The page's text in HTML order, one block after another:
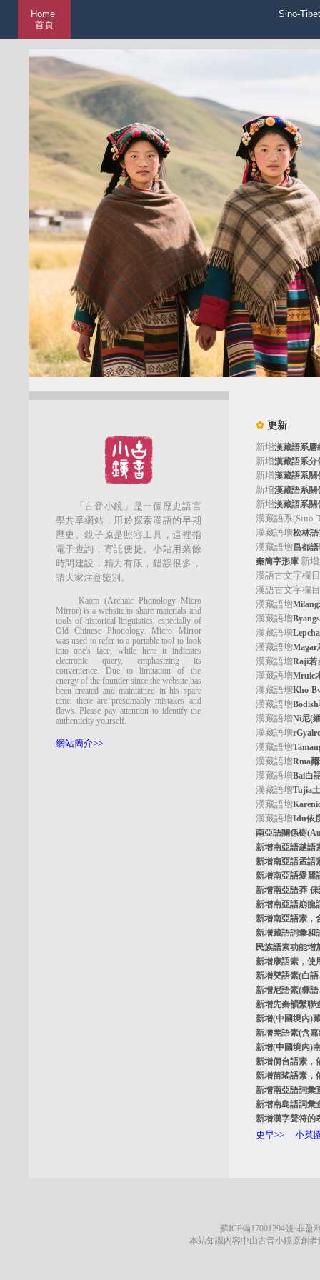
Home
首頁
Sino-
「古音小鏡」是一個歷史語言
學共享網站，用於探索漢語的早期
歷史。鏡子原是照容工具，這裡指
電子查詢，寄託便捷。小站用業餘
時間建設，精力有限，錯誤很多，
請大家注意鑒別。
Kaom (Archaic Phonology Micro
Mirror) is a website to share materials and
tools of historical linguistics, especially of
Old Chinese Phonology. Micro Mirror
was used to refer to a portable tool to look
into one's face, while here it indicates
electronic query, emphasizing its
convenience. Due to limitation of the
energy of the founder since the website has
been created and maintained in his spare
time, there are presumably mistakes and
flaws. Please pay attention to identify the
authenticity yourself.
網站簡介>>
✿ 更新
新增漢藏語系層
新增漢藏語系分
新增漢藏語系關
新增漢藏語系關
新增漢藏語系關
漢藏語系(Sino-
漢藏語增松林語
漢藏語增昌都語
秦簡字形庫新增
漢語古文字欄
漢語古文字欄
漢藏語增Milang
漢藏語增
漢藏語增
漢藏語增Magar
漢藏語增Raji若
漢藏語增Mruic
漢藏語增Kho-
漢藏語增
漢藏語增Ni尼(
漢藏語增
漢藏語增
漢藏語增Rma
漢藏語增Bai白
漢藏語增Tujia
漢藏語增
漢藏語增Idu依
南亞語關係樹
新增南亞語越語
新增南亞語孟語
新增南亞語愛麗
新增南亞語莽-倈
新增南亞語崩龍
新增南亞語素，
新增藏語詞彙和
民族語素功能
新增康語素，使
新增僰語素(白
新增尼語素(彝
新增先秦韻繫聯
新增(中國境內)
新增羌語素(含
新增(中國境內)
新增侗台語素，
新增苗瑤語素，
新增南亞語詞彙
新增南島語詞彙
新增漢字聲符的
更早>> 小菜
蘇ICP備17001294號·非盈
本站知識內容中由古音小鏡原創